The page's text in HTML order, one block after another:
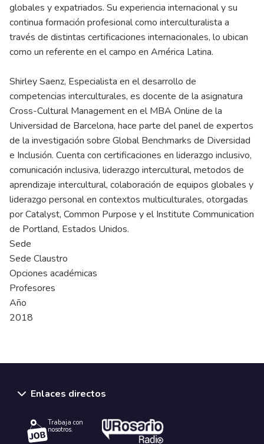
globales y expatriados. Su experiencia internacional y su
continua formación profesional como interculturalista a
través de distintas certificaciones internacionales, lo ubican
como un referente en el campo en América Latina.
Shirley Saenz, Especialista en el desarrollo de
competencias interculturales, es docente de la asignatura
Cross-Cultural Management en el MBA Online de la
Universidad de Barcelona, hace parte del panel de expertos
de la investigación sobre Global Benchmarks de Diversidad
e Inclusión. Cuenta con certificaciones en liderazgo inclusivo,
comunicación inclusiva, liderazgo intercultural, metodos de
aprendizaje intercultural, colaboración de equipos globales y
liderazgo personal en contextos multiculturales, otorgadas
por Catalyst, Common Purpose y el Institute Communication
de Portland, Estados Unidos.
Sede
Sede Claustro
Opciones académicas
Profesores
Año
2018
Enlaces directos
Trabaja con
nosotros.